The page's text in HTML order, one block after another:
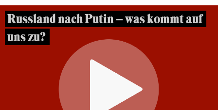
Russland nach Putin – was kommt auf
uns zu?